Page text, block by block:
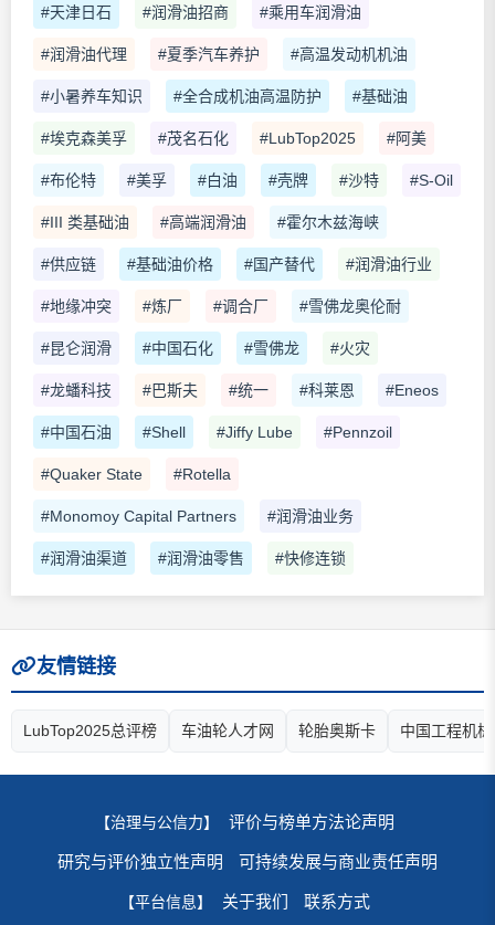
#天津日石 #润滑油招商 #乘用车润滑油
#润滑油代理 #夏季汽车养护 #高温发动机机油
#小暑养车知识 #全合成机油高温防护 #基础油
#埃克森美孚 #茂名石化 #LubTop2025 #阿美
#布伦特 #美孚 #白油 #壳牌 #沙特 #S-Oil
#III 类基础油 #高端润滑油 #霍尔木兹海峡
#供应链 #基础油价格 #国产替代 #润滑油行业
#地缘冲突 #炼厂 #调合厂 #雪佛龙奥伦耐
#昆仑润滑 #中国石化 #雪佛龙 #火灾
#龙蟠科技 #巴斯夫 #统一 #科莱恩 #Eneos
#中国石油 #Shell #Jiffy Lube #Pennzoil
#Quaker State #Rotella
#Monomoy Capital Partners #润滑油业务
#润滑油渠道 #润滑油零售 #快修连锁
友情链接
LubTop2025总评榜 车油轮人才网 轮胎奥斯卡 中国工程机
【治理与公信力】 评价与榜单方法论声明
研究与评价独立性声明 可持续发展与商业责任声明
【平台信息】 关于我们 联系方式